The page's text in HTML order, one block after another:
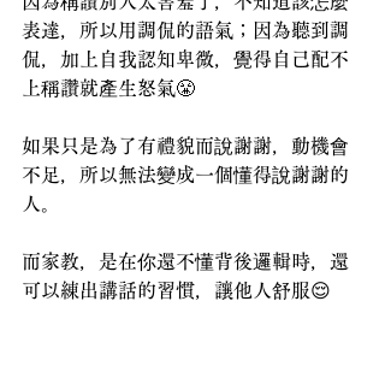
表達，所以用調侃的語氣；因為聽到調
侃，加上自我認知卑微，覺得自己配不
上稱讚就產生怒氣😤
如果只是為了有禮貌而說謝謝，動機會
不足，所以無法變成一個懂得說謝謝的
人。
而家教，是在你還不懂背後邏輯時，還
可以練出講話的習慣，讓他人舒服😌